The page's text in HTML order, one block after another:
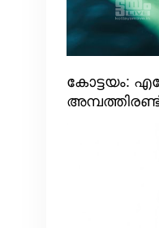
കോട്ടയം: